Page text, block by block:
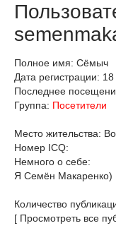
Полное имя: Сёмыч
Дата регистрации:
Последнее
Группа: Посетители
Место жительства:
Номер ICQ:
Немного о себе:
Я Семён Макаренко)
Количество
[ Просмотреть все